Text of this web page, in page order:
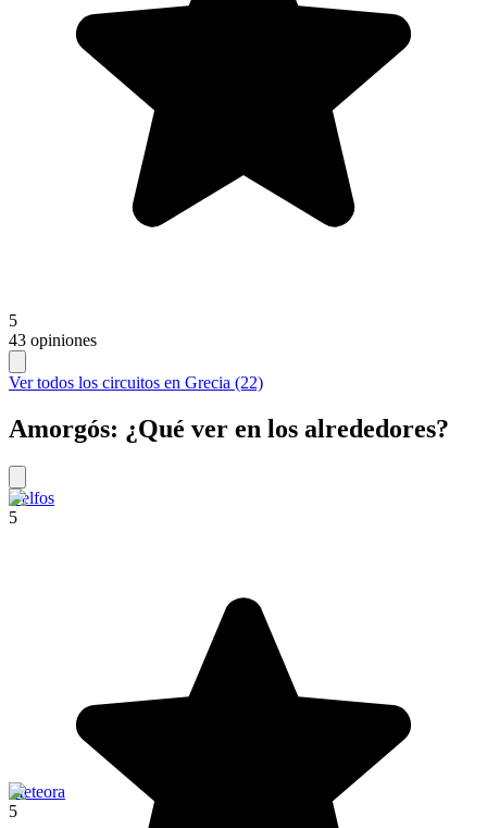
5
43 opiniones
Ver todos los circuitos en Grecia (22)
Amorgós: ¿Qué ver en los alrededores?
Delfos
5
Meteora
5